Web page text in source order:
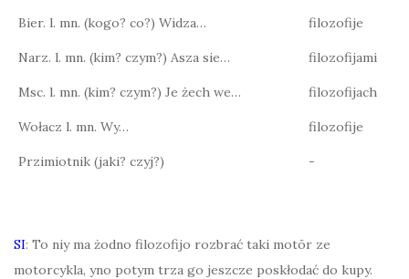
Bier. l. mn. (kogo? co?) Widza… filozofije
Narz. l. mn. (kim? czym?) Asza sie… filozofijami
Msc. l. mn. (kim? czym?) Je żech we… filozofijach
Wołacz l. mn. Wy… filozofije
Przimiotnik (jaki? czyj?) -
SI: To niy ma żodno filozofijo rozbrać taki motōr ze
motorcykla, yno potym trza go jeszcze poskłodać do kupy.